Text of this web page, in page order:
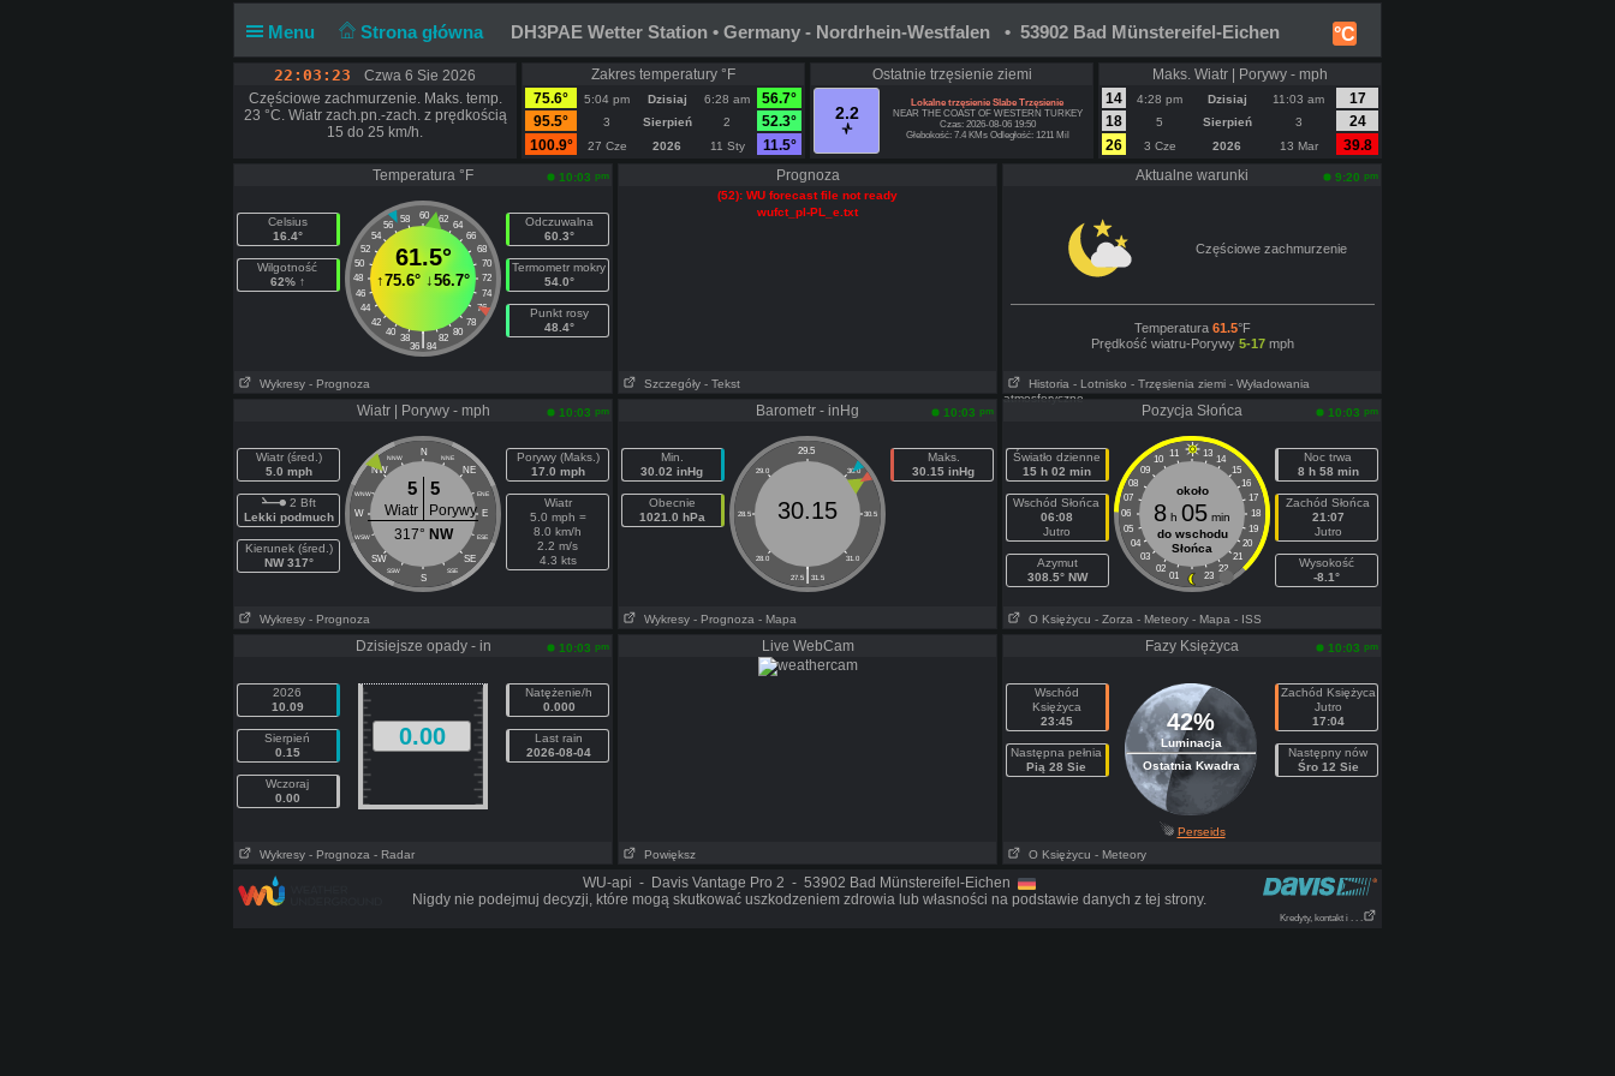
Menu Strona główna °C
DH3PAE Wetter Station • Germany - Nordrhein-Westfalen • 53902 Bad Münstereifel-Eichen
22:03:24
Czwa 6 Sie 2026
Częściowe zachmurzenie. Maks. temp.
23 °C. Wiatr zach.pn.-zach. z prędkością
15 do 25 km/h.
Zakres temperatury °F
75.6°
5:04 pm Dzisiaj 6:28 am
56.7°
95.5°
3 Sierpień 2
52.3°
100.9°
27 Cze 2026 11 Sty 11.5°
Ostatnie trzęsienie ziemi
2.2
Lokalne trzęsienie Slabe Trzęsienie
NEAR THE COAST OF WESTERN TURKEY
Czas: 2026-08-06 19:50
Głebokość: 7.4 KMs Odległość: 1211 Mil
Maks. Wiatr | Porywy - mph
14
4:28 pm Dzisiaj 11:03 am
17
18
5 Sierpień 3
24
26
3 Cze 2026 13 Mar
39.8
Temperatura °F
10:03 pm
Celsius
16.4°
Wilgotność
62% ↑
60
58 62
56
64
54
66
52
68
50
70
48
72
46
74
44
76
42
78
40
80
38 82
|
36 84
61.5°
↑75.6° ↓56.7°
Odczuwalna
60.3°
Termometr mokry
54.0°
Punkt rosy
48.4°
Wykresy - Prognoza
Prognoza
(52): WU forecast file not ready
wufct_pl-PL_e.txt
Szczegóły - Tekst
Aktualne warunki 9:20 pm
Częściowe zachmurzenie
Temperatura 61.5°F
Prędkość wiatru-Porywy 5-17mph
Historia - Lotnisko - Trzęsienia ziemi - Wyładowania
atmosferyczne
Wiatr | Porywy - mph 10:03 pm
Wiatr (śred.)
5.0 mph
2 Bft
Lekki podmuch
Kierunek (śred.)
NW 317°
N
NNW NNE
NW NE
WNW ENE
W E
WSW ESE
SW SE
SSW SSE
S
5 5
Wiatr
Porywy
317° NW
Porywy (Maks.)
17.0 mph
Wiatr
5.0 mph =
8.0 km/h
2.2 m/s
4.3 kts
Wykresy - Prognoza
Barometr - inHg 10:03 pm
Min.
30.02 inHg
Obecnie
1021.0 hPa
29.5
29.0 30.0
28.5 30.5
28.0 31.0
|
27.5 31.5
30.15
Maks.
30.15 inHg
Wykresy - Prognoza - Mapa
Pozycja Słońca 10:03 pm
Światło dzienne
15 h 02 min
Wschód Słońca
06:08
Jutro
Azymut
308.5° NW
11 13
10
14
09
15
08
16
07
17
06
18
05
19
04
20
03
21
02
22
01 23
około
8 h 05 min
do wschodu
Słońca
Noc trwa
8 h 58 min
Zachód Słońca
21:07
Jutro
Wysokość
-8.1°
O Księżycu - Zorza - Meteory - Mapa - ISS
Dzisiejsze opady - in 10:03 pm
2026
10.09
Sierpień
0.15
Wczoraj
0.00
0.00
Natężenie/h
0.000
Last rain
2026-08-04
Wykresy - Prognoza - Radar
Live WebCam
Powiększ
Fazy Księżyca 10:03 pm
Wschód
Księżyca
23:45
Następna pełnia
Pią 28 Sie
42%
Luminacja
Ostatnia Kwadra
Zachód Księżyca
Jutro
17:04
Następny nów
Śro 12 Sie
Perseids
O Księżycu - Meteory
WU-api - Davis Vantage Pro 2 - 53902 Bad Münstereifel-Eichen
Nigdy nie podejmuj decyzji, które mogą skutkować uszkodzeniem zdrowia lub własności na podstawie danych z tej strony.
Kredyty, kontakt i . . .